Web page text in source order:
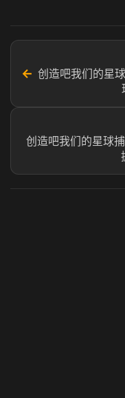
← 创造吧我们的星
创造吧我们的星球